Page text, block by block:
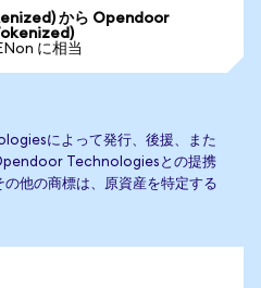
から Opendoor
に相当
によって発行、後援、また
Technologiesとの提携
他の商標は、原資産を特定する